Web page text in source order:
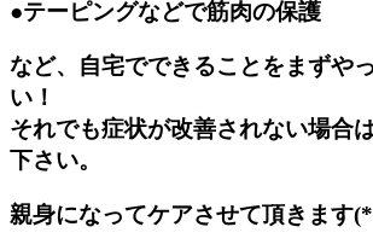
●テーピングなどで筋肉の保護
など、自宅でできることをまずや
い！
それでも症状が改善されない場合
下さい。
親身になってケアさせて頂きます